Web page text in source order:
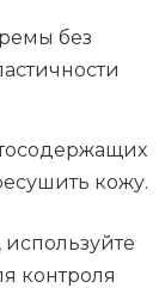
без
кожу.
контроля